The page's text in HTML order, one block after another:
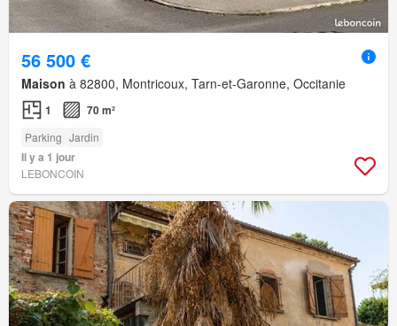
56 500 €
Maison à 82800, Montricoux, Tarn-et-Garonne, Occitanie
1 70 m²
Parking Jardin
Il y a 1 jour
LEBONCOIN